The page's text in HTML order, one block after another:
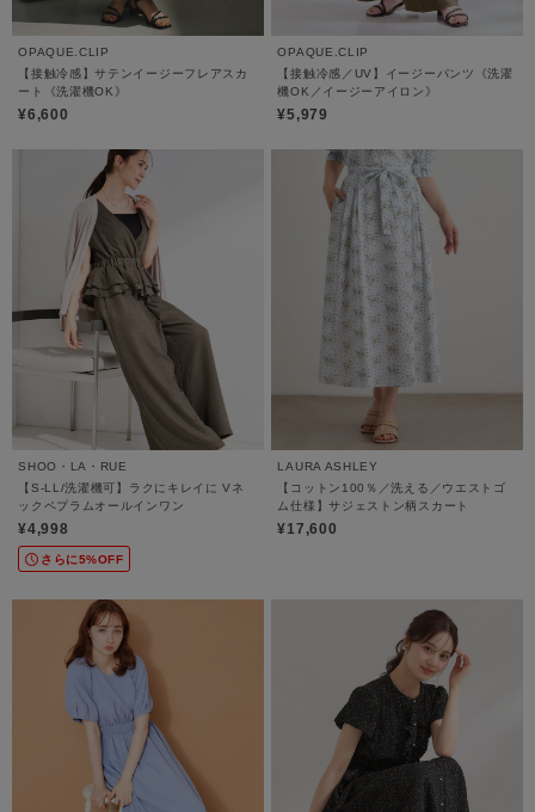
OPAQUE.CLIP
【接触冷感】サテンイージーフレアスカ
ート《洗濯機OK》
¥6,600
OPAQUE.CLIP
【接触冷感／UV】イージーパンツ《洗濯
機OK／イージーアイロン》
¥5,979
SHOO・LA・RUE
【S-LL/洗濯機可】ラクにキレイに Vネ
ックペプラムオールインワン
¥4,998
さらに5%OFF
LAURA ASHLEY
【コットン100％／洗える／ウエストゴ
ム仕様】サジェストン柄スカート
¥17,600